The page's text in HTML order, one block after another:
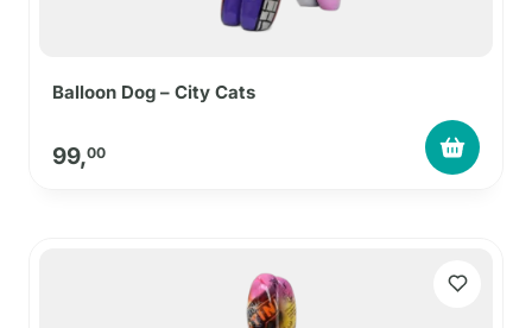
Balloon Dog – City Cats
99,00